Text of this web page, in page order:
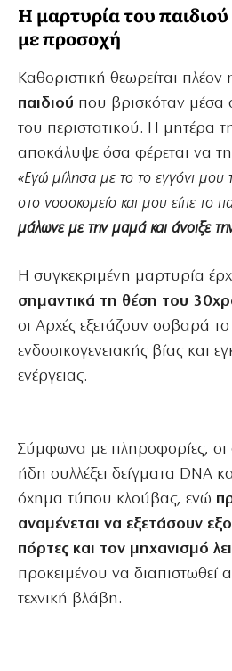
Η μαρτυρία του
με προσοχή
Καθοριστική θεωρείται πλέον
παιδιού που βρισκόταν
του περιστατικού. Η μητέρα
αποκάλυψε όσα φέρεται να
«Εγώ μίλησα με το το εγγόνι
στο νοσοκομείο και μου είπε το
μάλωνε με την μαμά και άνοιξε
Η συγκεκριμένη μαρτυρία
σημαντικά τη θέση του
οι Αρχές εξετάζουν σοβαρά το
ενδοοικογενειακής βίας και
ενέργειας.
Σύμφωνα με πληροφορίες, οι
ήδη συλλέξει δείγματα DNA
όχημα τύπου κλούβας, ενώ
αναμένεται να εξετάσουν
πόρτες και τον μηχανισμό
προκειμένου να διαπιστωθεί
τεχνική βλάβη.